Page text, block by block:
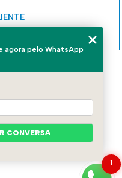
1
agora pelo WhatsApp
CONVERSA